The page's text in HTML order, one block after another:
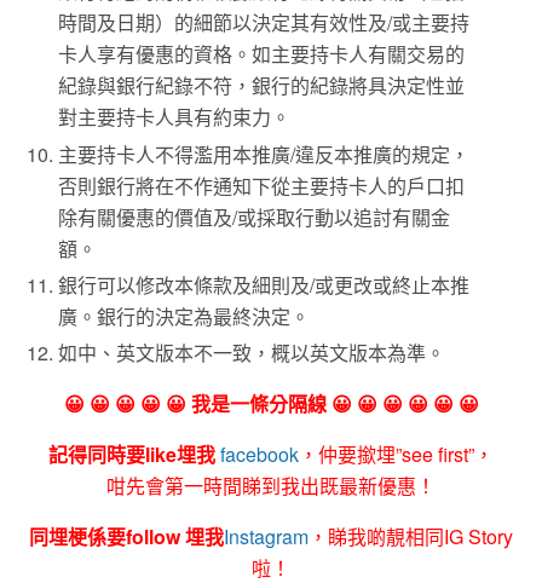
時間及日期）的細節以決定其有效性及/或主要持
卡人享有優惠的資格。如主要持卡人有關交易的
紀錄與銀行紀錄不符，銀行的紀錄將具決定性並
對主要持卡人具有約束力。
主要持卡人不得濫用本推廣/違反本推廣的規定，
否則銀行將在不作通知下從主要持卡人的戶口扣
除有關優惠的價值及/或採取行動以追討有關金
額。
銀行可以修改本條款及細則及/或更改或終止本推
廣。銀行的決定為最終決定。
如中、英文版本不一致，概以英文版本為準。
😀 😀 😀 😀 😀 我是一條分隔線 😀 😀 😀 😀 😀 😀
記得同時要like埋我facebook ，仲要撳埋”see first”，
咁先會第一時間睇到我出既最新優惠！
同埋梗係要follow 埋我Instagram ，睇我啲靚相同IG Story
啦！